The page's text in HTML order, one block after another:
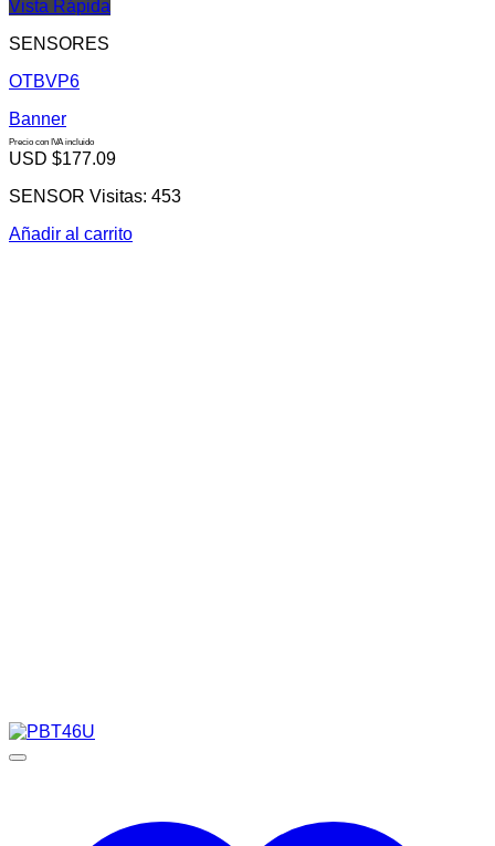
Vista Rápida
SENSORES
OTBVP6
Banner
Precio con IVA incluido
USD $177.09
SENSOR Visitas: 453
Añadir al carrito